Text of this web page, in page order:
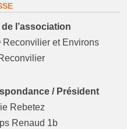
l’association
Reconvilier et Environs
/ Président
Rebetez
Renaud 1b